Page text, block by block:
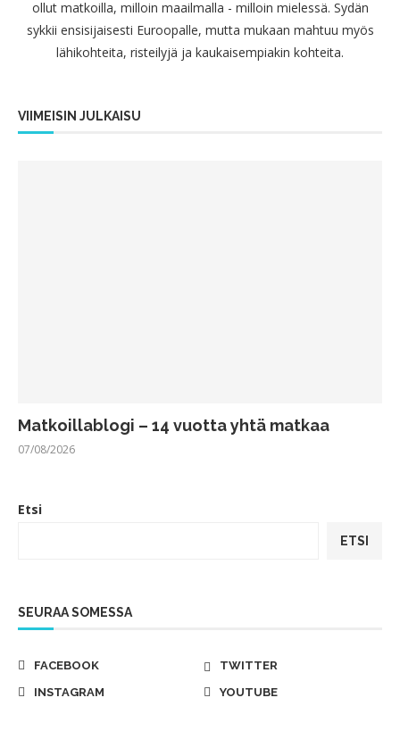
ollut matkoilla, milloin maailmalla - milloin mielessä. Sydän
sykkii ensisijaisesti Euroopalle, mutta mukaan mahtuu myös
lähikohteita, risteilyjä ja kaukaisempiakin kohteita.
VIIMEISIN JULKAISU
Matkoillablogi – 14 vuotta yhtä matkaa
07/08/2026
Etsi
ETSI
SEURAA SOMESSA
FACEBOOK
TWITTER
INSTAGRAM
YOUTUBE